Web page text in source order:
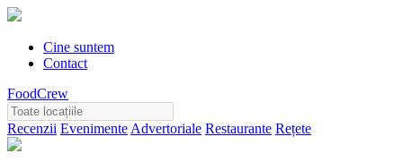
Cine suntem
Contact
FoodCrew
Recenzii Evenimente Advertoriale Restaurante Rețete